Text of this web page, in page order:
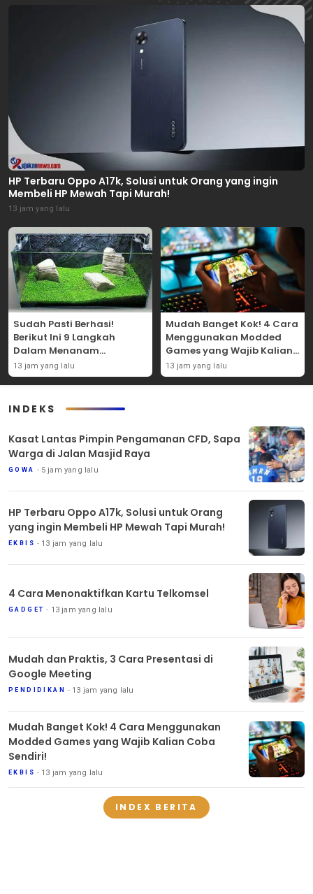
HP Terbaru Oppo A17k, Solusi untuk Orang yang ingin
Membeli HP Mewah Tapi Murah!
13 jam yang lalu
Sudah Pasti Berhasi!
Berikut Ini 9 Langkah
Dalam Menanam
Tanaman Carpet Seed Di
Aquascape!
13 jam yang lalu
Mudah Banget Kok! 4 Cara
Menggunakan Modded
Games yang Wajib Kalian
Coba Sendiri!
13 jam yang lalu
INDEKS
Kasat Lantas Pimpin Pengamanan CFD, Sapa
Warga di Jalan Masjid Raya
GOWA 5 jam yang lalu
HP Terbaru Oppo A17k, Solusi untuk Orang
yang ingin Membeli HP Mewah Tapi Murah!
EKBIS 13 jam yang lalu
4 Cara Menonaktifkan Kartu Telkomsel
GADGET 13 jam yang lalu
Mudah dan Praktis, 3 Cara Presentasi di
Google Meeting
PENDIDIKAN 13 jam yang lalu
Mudah Banget Kok! 4 Cara Menggunakan
Modded Games yang Wajib Kalian Coba
Sendiri!
EKBIS 13 jam yang lalu
INDEX BERITA